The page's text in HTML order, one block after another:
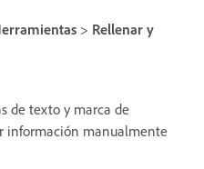
> Rellenar y
de texto y marca de
información manualmente